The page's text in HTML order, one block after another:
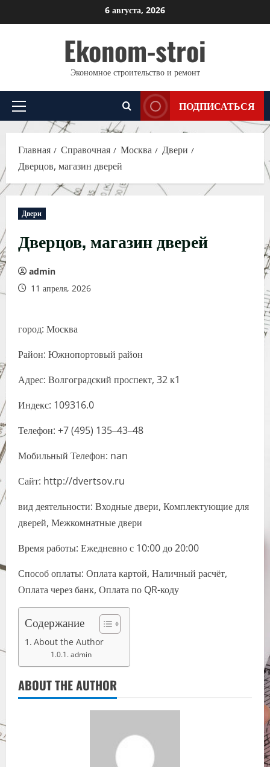
к
6 августа, 2026
Ekonom-stroi
Экономное строительство и ремонт
Основное
меню
ПОДПИСАТЬСЯ
Главная Справочная Москва
Двери
Дверцов, магазин дверей
Двери
Дверцов, магазин дверей
admin
11 апреля, 2026
город: Москва
Район: Южнопортовый район
Адрес: Волгоградский проспект, 32 к1
Индекс: 109316.0
Телефон: +7 (495) 135‒43‒48
Мобильный Телефон: nan
Сайт: http://dvertsov.ru
вид деятельности: Входные двери, Комплектующие для
дверей, Межкомнатные двери
Время работы: Ежедневно с 10:00 до 20:00
Способ оплаты: Оплата картой, Наличный расчёт,
Оплата через банк, Оплата по QR-коду
Содержание
About the Author
admin
ABOUT THE AUTHOR